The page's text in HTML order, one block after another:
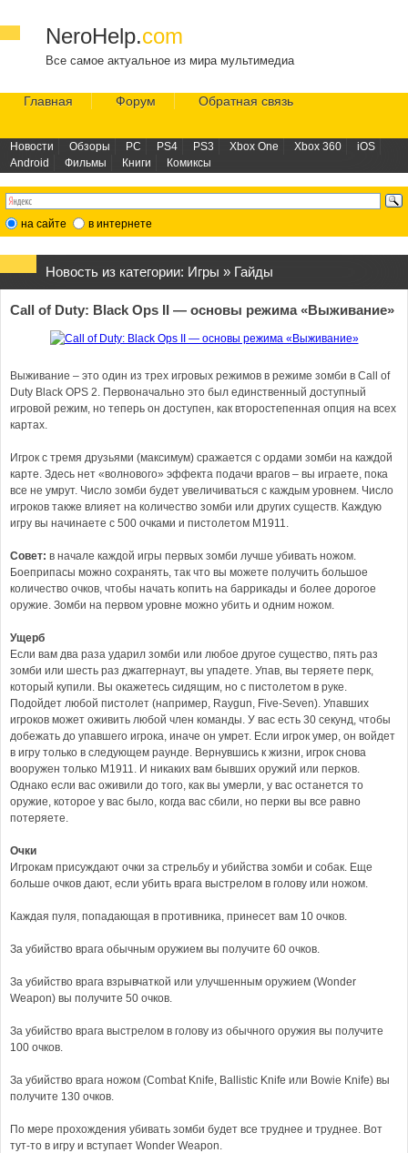
NeroHelp.com
Все самое актуальное из мира мультимедиа
Главная Форум Обратная связь
Новости Обзоры PC PS4 PS3 Xbox One Xbox 360
iOS
Android
Фильмы Книги Комиксы
на сайте в интернете
Новость из категории: Игры » Гайды
Call of Duty: Black Ops II — основы режима «Выживание»
Выживание – это один из трех игровых режимов в режиме зомби в Call of
Duty Black OPS 2. Первоначально это был единственный доступный
игровой режим, но теперь он доступен, как второстепенная опция на всех
картах.
Игрок с тремя друзьями (максимум) сражается с ордами зомби на каждой
карте. Здесь нет «волнового» эффекта подачи врагов – вы играете, пока
все не умрут. Число зомби будет увеличиваться с каждым уровнем. Число
игроков также влияет на количество зомби или других существ. Каждую
игру вы начинаете с 500 очками и пистолетом M1911.
Совет: в начале каждой игры первых зомби лучше убивать ножом.
Боеприпасы можно сохранять, так что вы можете получить большое
количество очков, чтобы начать копить на баррикады и более дорогое
оружие. Зомби на первом уровне можно убить и одним ножом.
Ущерб
Если вам два раза ударил зомби или любое другое существо, пять раз
зомби или шесть раз джаггернаут, вы упадете. Упав, вы теряете перк,
который купили. Вы окажетесь сидящим, но с пистолетом в руке.
Подойдет любой пистолет (например, Raygun, Five-Seven). Упавших
игроков может оживить любой член команды. У вас есть 30 секунд, чтобы
добежать до упавшего игрока, иначе он умрет. Если игрок умер, он войдет
в игру только в следующем раунде. Вернувшись к жизни, игрок снова
вооружен только M1911. И никаких вам бывших оружий или перков.
Однако если вас оживили до того, как вы умерли, у вас останется то
оружие, которое у вас было, когда вас сбили, но перки вы все равно
потеряете.
Очки
Игрокам присуждают очки за стрельбу и убийства зомби и собак. Еще
больше очков дают, если убить врага выстрелом в голову или ножом.
Каждая пуля, попадающая в противника, принесет вам 10 очков.
За убийство врага обычным оружием вы получите 60 очков.
За убийство врага взрывчаткой или улучшенным оружием (Wonder
Weapon) вы получите 50 очков.
За убийство врага выстрелом в голову из обычного оружия вы получите
100 очков.
За убийство врага ножом (Combat Knife, Ballistic Knife или Bowie Knife) вы
получите 130 очков.
По мере прохождения убивать зомби будет все труднее и труднее. Вот
тут-то в игру и вступает Wonder Weapon.